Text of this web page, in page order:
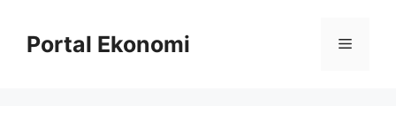
Portal Ekonomi Menu